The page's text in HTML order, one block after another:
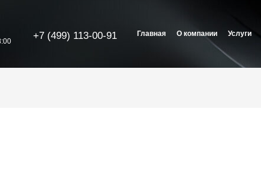
+7 (499) 113-00-91 Главная О компании Услуги